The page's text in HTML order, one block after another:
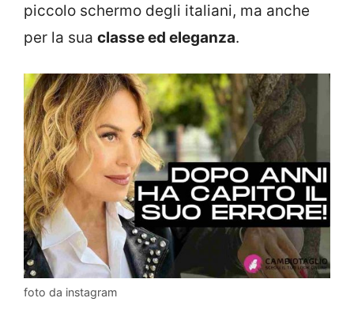
piccolo schermo degli italiani, ma anche
per la sua classe ed eleganza.
foto da instagram